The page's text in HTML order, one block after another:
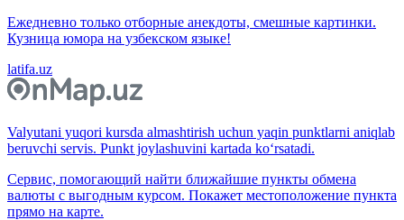
Ежедневно только отборные анекдоты, смешные картинки.
Кузница юмора на узбекском языке!
latifa.uz
Valyutani yuqori kursda almashtirish uchun yaqin punktlarni aniqlab
beruvchi servis. Punkt joylashuvini kartada ko‘rsatadi.
Сервис, помогающий найти ближайшие пункты обмена
валюты с выгодным курсом. Покажет местоположение пункта
прямо на карте.